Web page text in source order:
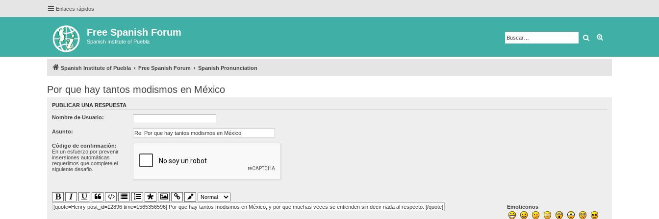
Enlaces rápidos
Free Spanish Forum
Spanish Institute of Puebla Buscar
Spanish Institute of Puebla Free Spanish Forum Spanish Pronunciation
Por que hay tantos modismos en México
PUBLICAR UNA RESPUESTA
Nombre de Usuario:
Asunto:
Código de confirmación:
En un esfuerzo por prevenir
insersiones automáticas
requerimos que complete el
siguiente desafio.
Emoticonos
[quote=Henry post_id=12896 time=1565356596] Por que hay tantos modismos en México, y por que muchas veces se entienden sin decir nada al respecto. [/quote]